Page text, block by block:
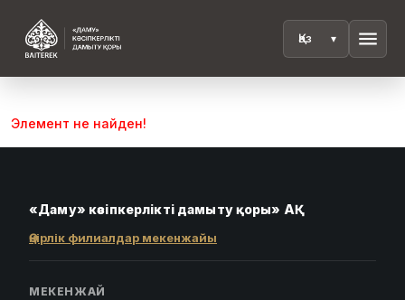
menu
Элемент не найден!
«Даму» кәсіпкерлікті дамыту қоры» АҚ
Өңірлік филиалдар мекенжайы
МЕКЕНЖАЙ